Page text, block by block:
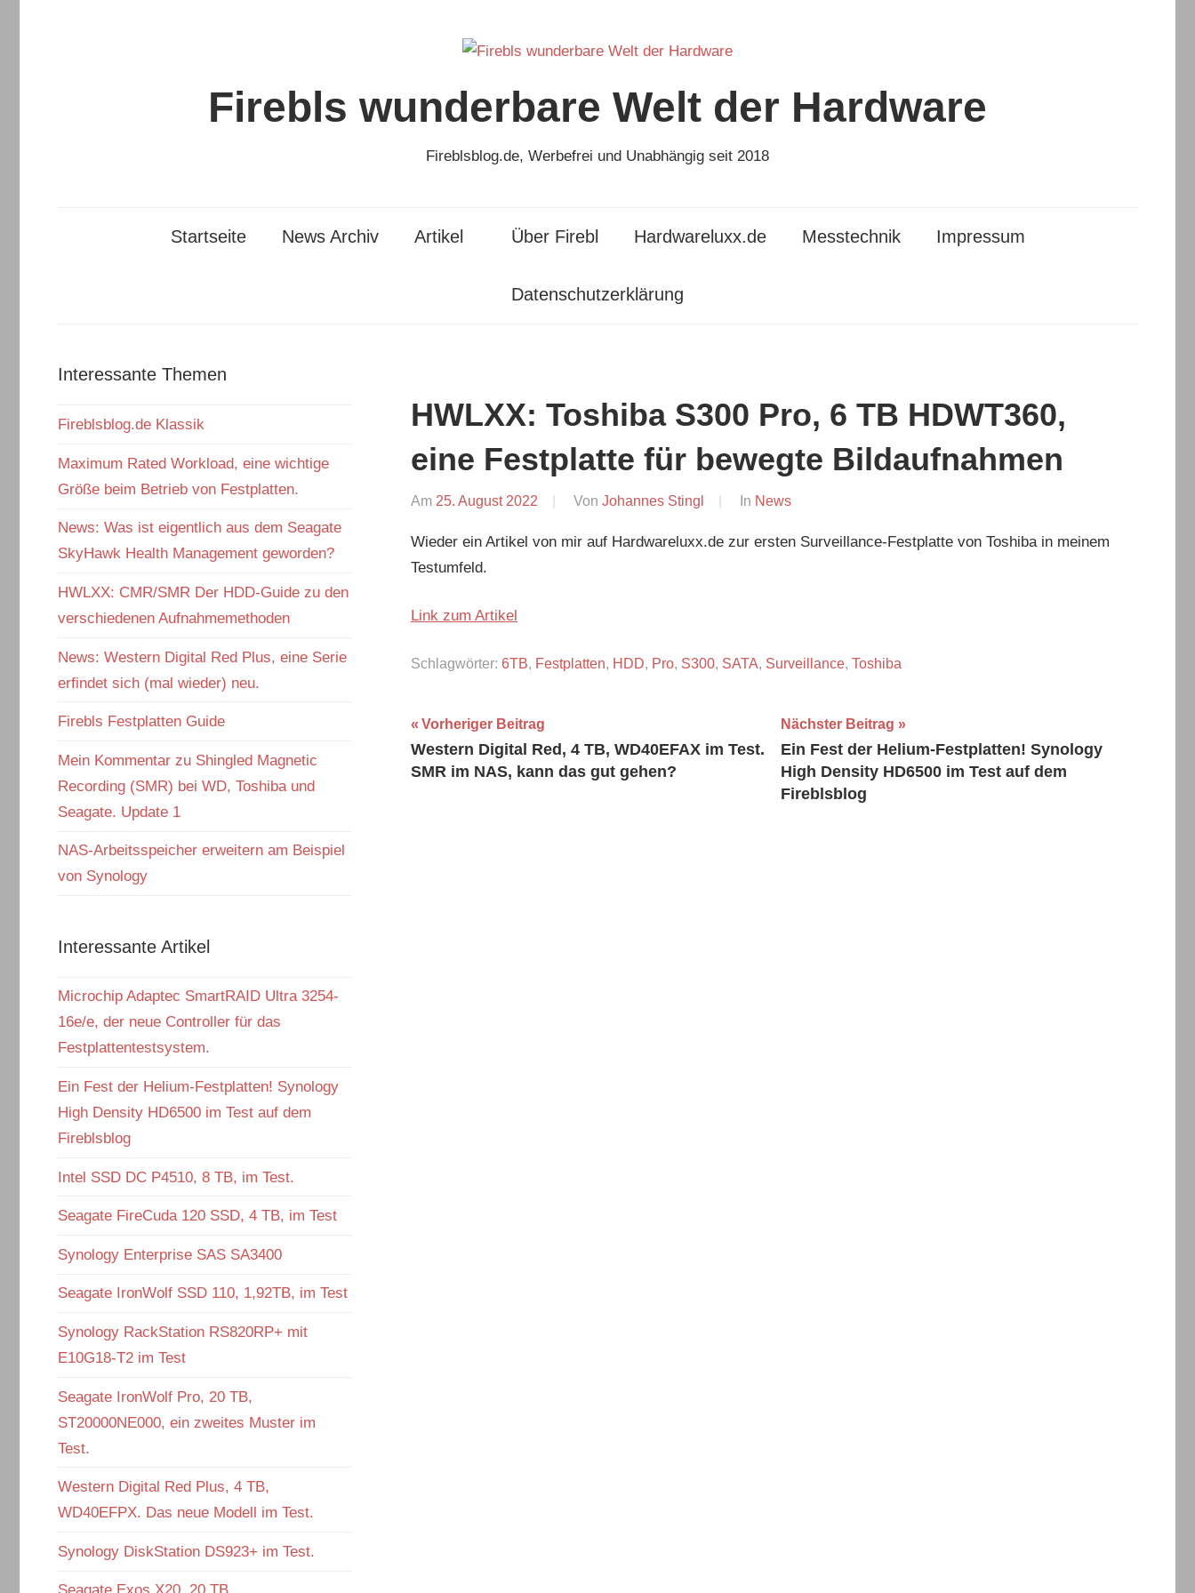
Firebls wunderbare Welt der Hardware
Fireblsblog.de, Werbefrei und Unabhängig seit 2018
Startseite News Archiv Artikel Über Firebl Hardwareluxx.de Messtechnik Impressum
Datenschutzerklärung
HWLXX: Toshiba S300 Pro, 6 TB HDWT360,
eine Festplatte für bewegte Bildaufnahmen
Am 25. August 2022 Von Johannes Stingl In News
Wieder ein Artikel von mir auf Hardwareluxx.de zur ersten Surveillance-Festplatte von Toshiba in meinem
Testumfeld.
Link zum Artikel
Schlagwörter: 6TB, Festplatten, HDD, Pro, S300, SATA, Surveillance, Toshiba
Beitragsnavigation
Vorheriger Beitrag
Western Digital Red, 4 TB, WD40EFAX im Test.
SMR im NAS, kann das gut gehen?
Nächster Beitrag
Ein Fest der Helium-Festplatten! Synology
High Density HD6500 im Test auf dem
Fireblsblog
Interessante Themen
Fireblsblog.de Klassik
Maximum Rated Workload, eine wichtige
Größe beim Betrieb von Festplatten.
News: Was ist eigentlich aus dem Seagate
SkyHawk Health Management geworden?
HWLXX: CMR/SMR Der HDD-Guide zu den
verschiedenen Aufnahmemethoden
News: Western Digital Red Plus, eine Serie
erfindet sich (mal wieder) neu.
Firebls Festplatten Guide
Mein Kommentar zu Shingled Magnetic
Recording (SMR) bei WD, Toshiba und
Seagate. Update 1
NAS-Arbeitsspeicher erweitern am Beispiel
von Synology
Interessante Artikel
Microchip Adaptec SmartRAID Ultra 3254-
16e/e, der neue Controller für das
Festplattentestsystem.
Ein Fest der Helium-Festplatten! Synology
High Density HD6500 im Test auf dem
Fireblsblog
Intel SSD DC P4510, 8 TB, im Test.
Seagate FireCuda 120 SSD, 4 TB, im Test
Synology Enterprise SAS SA3400
Seagate IronWolf SSD 110, 1,92TB, im Test
Synology RackStation RS820RP+ mit
E10G18-T2 im Test
Seagate IronWolf Pro, 20 TB,
ST20000NE000, ein zweites Muster im
Test.
Western Digital Red Plus, 4 TB,
WD40EFPX. Das neue Modell im Test.
Synology DiskStation DS923+ im Test.